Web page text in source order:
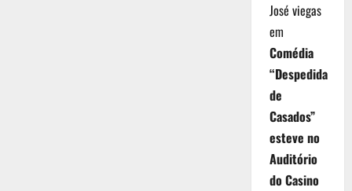
José viegas
em
Comédia
“Despedida
de
Casados”
esteve no
Auditório
do Casino